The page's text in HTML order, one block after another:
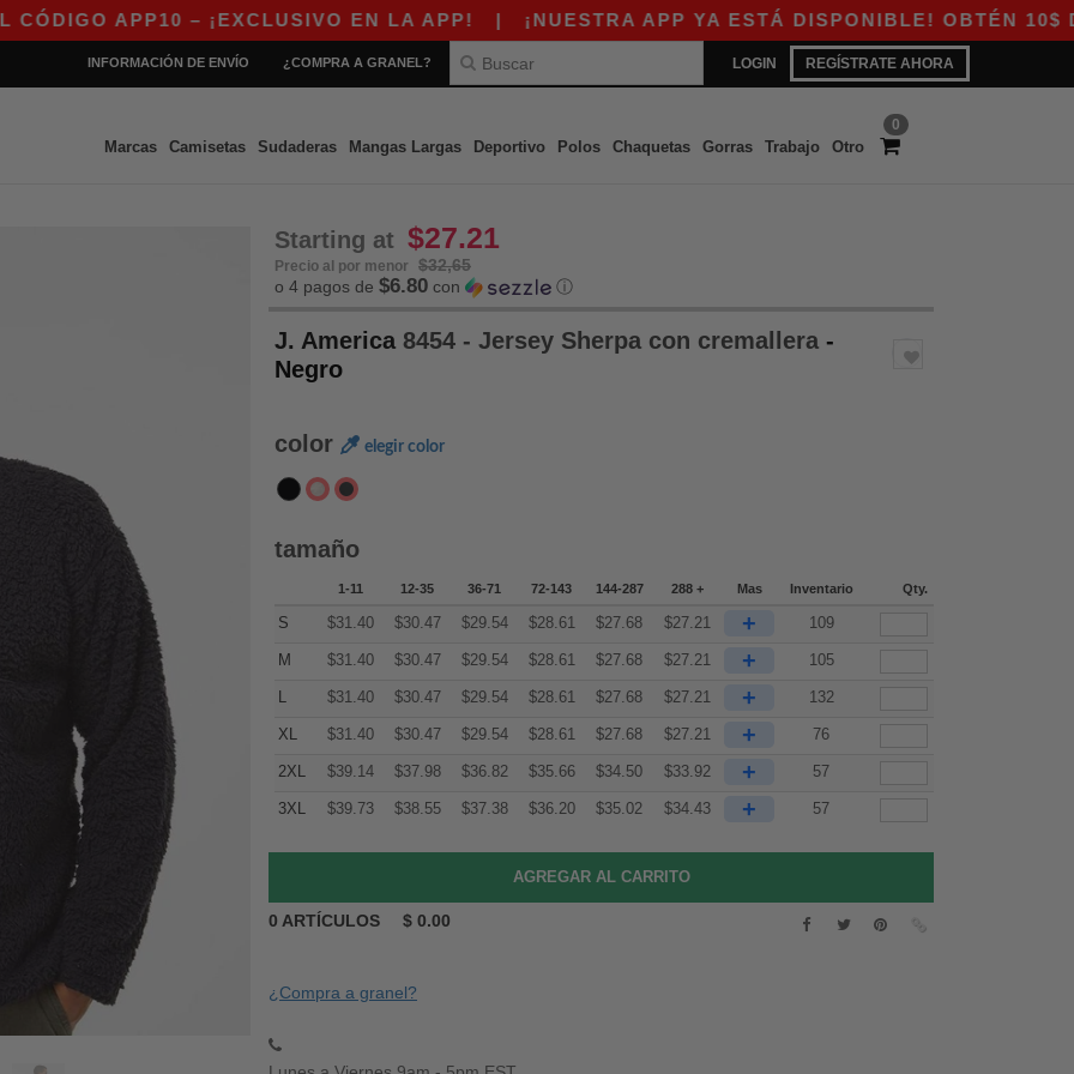
APP10 – ¡EXCLUSIVO EN LA APP!|¡NUESTRA APP YA ESTÁ DISPONIBLE! OBTÉN 10$ DE
LOGIN REGÍSTRATE AHORA
INFORMACIÓN DE ENVÍO ¿COMPRA A GRANEL?
0
Marcas Camisetas Sudaderas Mangas Largas Deportivo Polos Chaquetas Gorras Trabajo Otro
Starting at $27.21
Precio al por menor
$32,65
o 4 pagos de $6.80 con ⓘ
J. America 8454 - Jersey Sherpa con cremallera -
Negro
color elegir color
tamaño
1-11 12-35 36-71 72-143 144-287 288 + Mas Inventario Qty.
S $31.40 $30.47 $29.54 $28.61 $27.68 $27.21 + 109
M $31.40 $30.47 $29.54 $28.61 $27.68 $27.21 + 105
L $31.40 $30.47 $29.54 $28.61 $27.68 $27.21 + 132
XL $31.40 $30.47 $29.54 $28.61 $27.68 $27.21 + 76
2XL $39.14 $37.98 $36.82 $35.66 $34.50 $33.92 + 57
3XL $39.73 $38.55 $37.38 $36.20 $35.02 $34.43 + 57
0 ARTÍCULOS $ 0.00
¿Compra a granel?